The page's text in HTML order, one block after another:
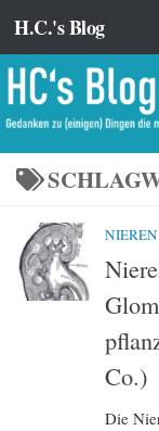
Zum Inhalt
H.C.'s Blog
NIEREN
Co.)
Die